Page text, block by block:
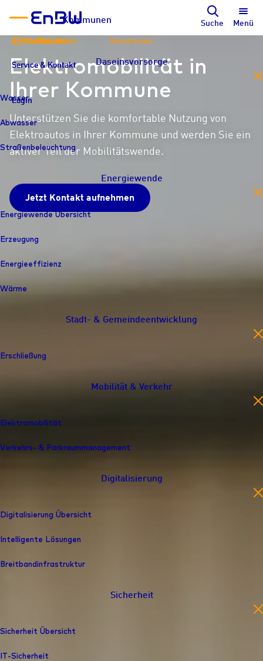
Kommunen Suche Menü
Kommunen
Daseinsvorsorge
Wasser
Abwasser
Straßenbeleuchtung
Energiewende
Energiewende Übersicht
Erzeugung
Energieeffizienz
Wärme
Stadt- & Gemeindeentwicklung
Erschließung
Mobilität & Verkehr
Elektromobilität
Verkehrs- & Parkraummanagement
Digitalisierung
Digitalisierung Übersicht
Intelligente Lösungen
Breitbandinfrastruktur
Sicherheit
Sicherheit Übersicht
IT-Sicherheit
Privatkunden
Service & Kontakt
Login
Geschäftskunden
Service & Kontakt
Login
Stadtwerke
Service & Kontakt
Login
Elektromobilität in
Ihrer Kommune
Unterstützen Sie die komfortable Nutzung von
Elektroautos in Ihrer Kommune und werden Sie ein
aktiver Teil der Mobilitätswende.
Jetzt Kontakt aufnehmen